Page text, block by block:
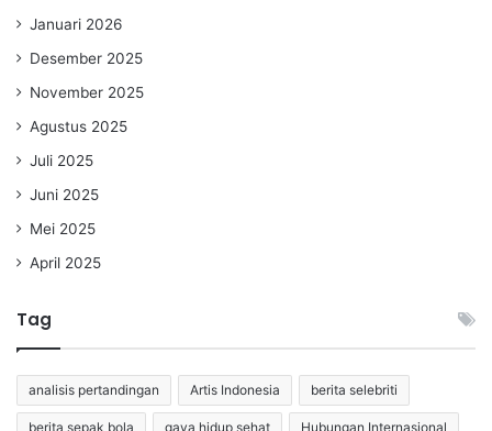
Januari 2026
Desember 2025
November 2025
Agustus 2025
Juli 2025
Juni 2025
Mei 2025
April 2025
Tag
analisis pertandingan Artis Indonesia berita selebriti
berita sepak bola gaya hidup sehat Hubungan Internasional